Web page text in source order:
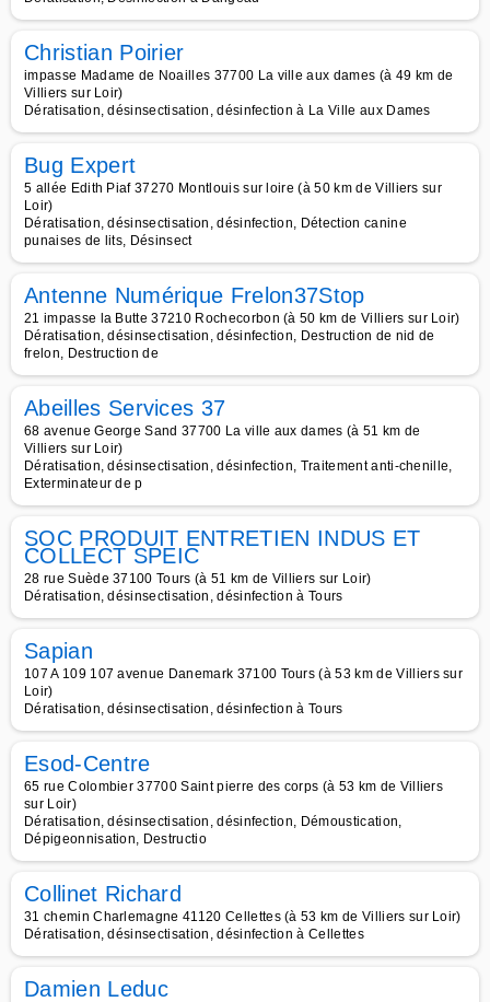
Christian Poirier
impasse Madame de Noailles 37700 La ville aux dames (à 49 km de
Villiers sur Loir)
Dératisation, désinsectisation, désinfection à La Ville aux Dames
Bug Expert
5 allée Edith Piaf 37270 Montlouis sur loire (à 50 km de Villiers sur
Loir)
Dératisation, désinsectisation, désinfection, Détection canine
punaises de lits, Désinsect
Antenne Numérique Frelon37Stop
21 impasse la Butte 37210 Rochecorbon (à 50 km de Villiers sur Loir)
Dératisation, désinsectisation, désinfection, Destruction de nid de
frelon, Destruction de
Abeilles Services 37
68 avenue George Sand 37700 La ville aux dames (à 51 km de
Villiers sur Loir)
Dératisation, désinsectisation, désinfection, Traitement anti-chenille,
Exterminateur de p
SOC PRODUIT ENTRETIEN INDUS ET
COLLECT SPEIC
28 rue Suède 37100 Tours (à 51 km de Villiers sur Loir)
Dératisation, désinsectisation, désinfection à Tours
Sapian
107 A 109 107 avenue Danemark 37100 Tours (à 53 km de Villiers sur
Loir)
Dératisation, désinsectisation, désinfection à Tours
Esod-Centre
65 rue Colombier 37700 Saint pierre des corps (à 53 km de Villiers
sur Loir)
Dératisation, désinsectisation, désinfection, Démoustication,
Dépigeonnisation, Destructio
Collinet Richard
31 chemin Charlemagne 41120 Cellettes (à 53 km de Villiers sur Loir)
Dératisation, désinsectisation, désinfection à Cellettes
Damien Leduc